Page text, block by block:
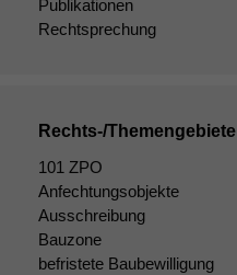
Publikationen
Rechtsprechung
Rechts-/Themengebiete
101 ZPO
Anfechtungsobjekte
Ausschreibung
Bauzone
befristete Baubewilligung